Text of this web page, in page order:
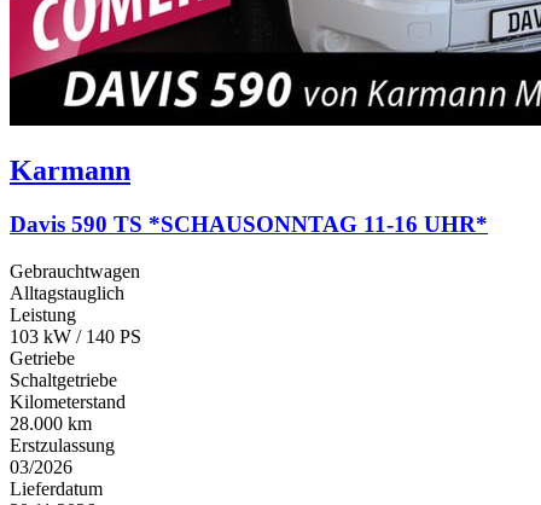
Karmann
Davis 590 TS *SCHAUSONNTAG 11-16 UHR*
Gebrauchtwagen
Alltagstauglich
Leistung
103 kW / 140 PS
Getriebe
Schaltgetriebe
Kilometerstand
28.000 km
Erstzulassung
03/2026
Lieferdatum